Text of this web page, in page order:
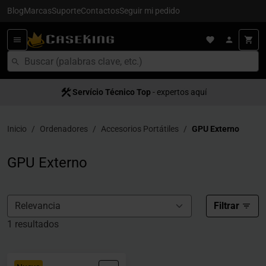
BlogMarcasSuporteContactosSeguir mi pedido
Satisfacción al cliente- servício 5
Servício Técnico Top - expertos aquí
Inicio Ordenadores Accesorios Portátiles GPU Externo
GPU Externo
Filtrar
1 resultados